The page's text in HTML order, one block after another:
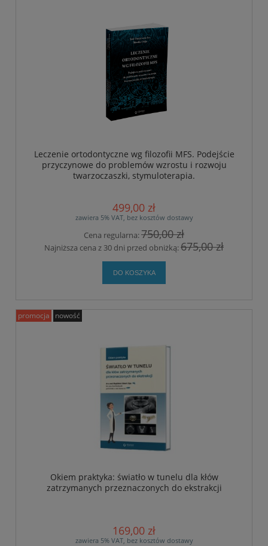
Leczenie ortodontyczne wg filozofii MFS. Podejście
przyczynowe do problemów wzrostu i rozwoju
twarzoczaszki, stymuloterapia.
499,00 zł
zawiera 5% VAT, bez kosztów dostawy
Cena regularna:750,00 zł
Najniższa cena z 30 dni przed obniżką:675,00 zł
DO KOSZYKA
Okiem praktyka: światło w tunelu dla kłów
zatrzymanych przeznaczonych do ekstrakcji
169,00 zł
zawiera 5% VAT, bez kosztów dostawy
promocja nowość